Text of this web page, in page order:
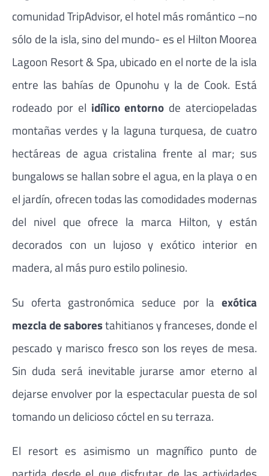
comunidad TripAdvisor, el hotel más romántico –no
sólo de la isla, sino del mundo- es el Hilton Moorea
Lagoon Resort & Spa, ubicado en el norte de la isla
entre las bahías de Opunohu y la de Cook. Está
rodeado por el idílico entorno de aterciopeladas
montañas verdes y la laguna turquesa, de cuatro
hectáreas de agua cristalina frente al mar; sus
bungalows se hallan sobre el agua, en la playa o en
el jardín, ofrecen todas las comodidades modernas
del nivel que ofrece la marca Hilton, y están
decorados con un lujoso y exótico interior en
madera, al más puro estilo polinesio.
Su oferta gastronómica seduce por la exótica
mezcla de saborestahitianos y franceses, donde el
pescado y marisco fresco son los reyes de mesa.
Sin duda será inevitable jurarse amor eterno al
dejarse envolver por la espectacular puesta de sol
tomando un delicioso cóctel en su terraza.
El resort es asimismo un magnífico punto de